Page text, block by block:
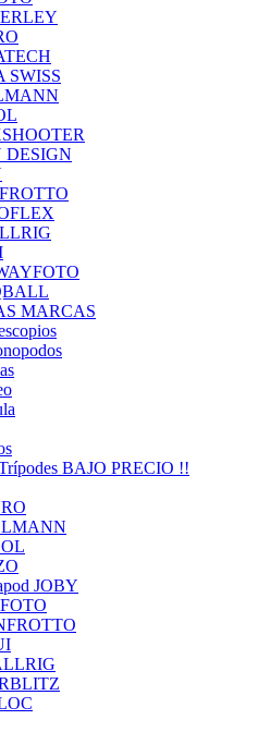
SWISS
DESIGN
MARCAS
BAJO PRECIO !!
JOBY